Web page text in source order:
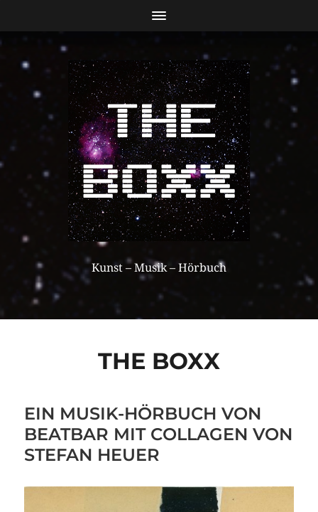
Kunst – Musik – Hörbuch
THE BOXX
EIN MUSIK-HÖRBUCH VON
BEATBAR MIT COLLAGEN VON
STEFAN HEUER